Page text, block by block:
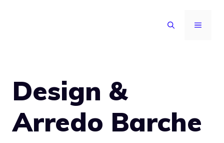
MENU
Design &
Arredo Barche